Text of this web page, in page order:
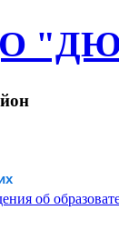
об